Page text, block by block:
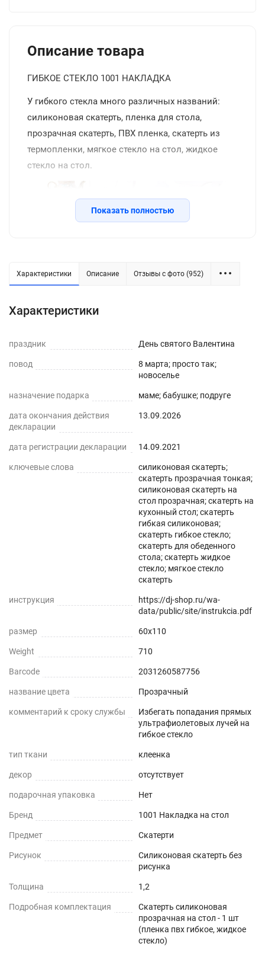
Описание товара
ГИБКОЕ СТЕКЛО 1001 НАКЛАДКА
У гибкого стекла много различных названий:
силиконовая скатерть, пленка для стола,
прозрачная скатерть, ПВХ пленка, скатерть из
термопленки, мягкое стекло на стол, жидкое
стекло на стол.
производства используется экологически
водонепроницаемости, нескользкости,
термостойкости (максимум до 70°С).
Легко мыть и протирать
Защита поверхности стола от отпечатков
пальцев, пыли, грязи и пятен жира.
Не скрывает натуральный цвет вашего стола
Звукопоглощение
Приглушает звон столовых приборов.
Долговечно
До 5 лет использования
Гипоаллергенно
Не желтеет со временем
Не нужно клеить
Прочность и износостойкость
Защита поверхностей от механических
повреждений – сколы, вмятины, царапины.
Показать полностью
Характеристики Описание Отзывы с фото (952)
Характеристики
праздник День святого Валентина
повод
8 марта; просто так;
новоселье
назначение подарка маме; бабушке; подруге
дата окончания действия
декларации
13.09.2026
дата регистрации декларации 14.09.2021
ключевые слова
силиконовая скатерть;
скатерть прозрачная тонкая;
силиконовая скатерть на
стол прозрачная; скатерть на
кухонный стол; скатерть
гибкая силиконовая;
скатерть гибкое стекло;
скатерть для обеденного
стола; скатерть жидкое
стекло; мягкое стекло
скатерть
инструкция
https://dj-shop.ru/wa-
data/public/site/instrukcia.pdf
размер 60x110
Weight 710
Barcode 2031260587756
название цвета Прозрачный
комментарий к сроку службы
Избегать попадания прямых
ультрафиолетовых лучей на
гибкое стекло
тип ткани клеенка
декор отсутствует
подарочная упаковка Нет
Бренд 1001 Накладка на стол
Предмет Скатерти
Рисунок
Силиконовая скатерть без
рисунка
Толщина 1,2
Подробная комплектация
Скатерть силиконовая
прозрачная на стол - 1 шт
(пленка пвх гибкое, жидкое
стекло)